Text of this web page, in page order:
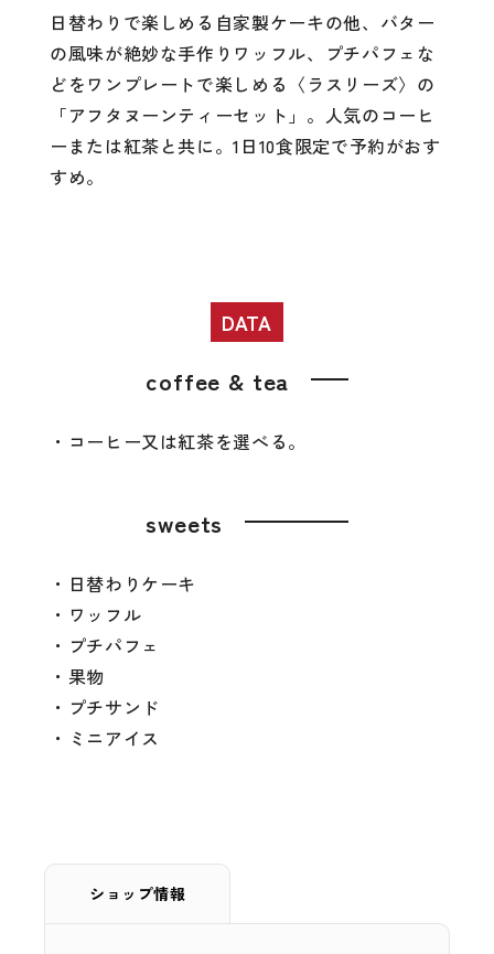
日替わりで楽しめる自家製ケーキの他、バター
の風味が絶妙な手作りワッフル、プチパフェな
どをワンプレートで楽しめる〈ラスリーズ〉の
「アフタヌーンティーセット」。人気のコーヒ
ーまたは紅茶と共に。1日10食限定で予約がおす
すめ。
DATA
coffee & tea
・コーヒー又は紅茶を選べる。
sweets
・日替わりケーキ
・ワッフル
・プチパフェ
・果物
・プチサンド
・ミニアイス
ショップ情報